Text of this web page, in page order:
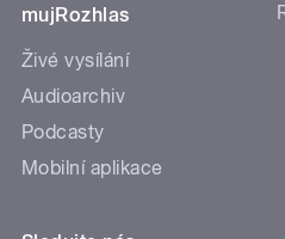
mujRozhlas
Živé vysílání
Audioarchiv
Podcasty
Mobilní aplikace